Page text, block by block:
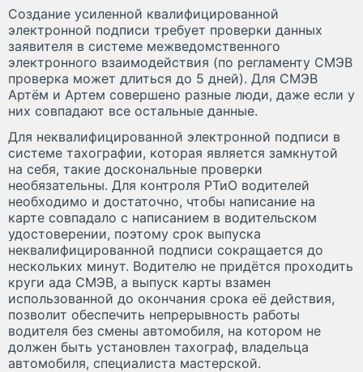
Создание усиленной квалифицированной
электронной подписи требует проверки данных
заявителя в системе межведомственного
электронного взаимодействия (по регламенту СМЭВ
проверка может длиться до 5 дней). Для СМЭВ
Артём и Артем совершено разные люди, даже если у
них совпадают все остальные данные.
Для неквалифицированной электронной подписи в
системе тахографии, которая является замкнутой
на себя, такие доскональные проверки
необязательны. Для контроля РТиО водителей
необходимо и достаточно, чтобы написание на
карте совпадало с написанием в водительском
удостоверении, поэтому срок выпуска
неквалифицированной подписи сокращается до
нескольких минут. Водителю не придётся проходить
круги ада СМЭВ, а выпуск карты взамен
использованной до окончания срока её действия,
позволит обеспечить непрерывность работы
водителя без смены автомобиля, на котором не
должен быть установлен тахограф, владельца
автомобиля, специалиста мастерской.